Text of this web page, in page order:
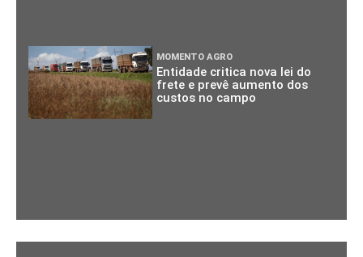
MOMENTO AGRO
Entidade critica nova lei do
frete e prevê aumento dos
custos no campo